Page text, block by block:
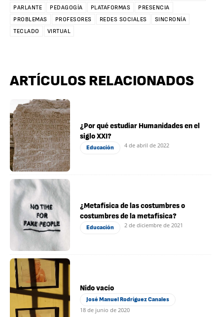
PARLANTE
PEDAGOGÍA PLATAFORMAS
PRESENCIA
PROBLEMAS
PROFESORES REDES SOCIALES
SINCRONÍA
TECLADO
VIRTUAL
ARTÍCULOS RELACIONADOS
¿Por qué estudiar Humanidades en el
siglo XXI?
Educación 4 de abril de 2022
¿Metafísica de las costumbres o
costumbres de la metafísica?
Educación 2 de diciembre de 2021
Nido vacío
José Manuel Rodríguez Canales
18 de junio de 2020